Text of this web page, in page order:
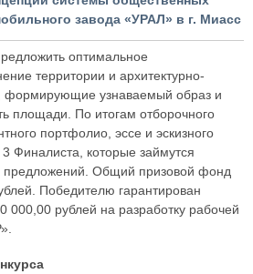
завода «УРАЛ» в г. Миасс
оптимальное
территории и архитектурно-
узнаваемый образ и
площади. По итогам отборочного
портфолио, эссе и эскизного
Финалиста, которые займутся
предложений. Общий призовой фонд
Победителю гарантирован
000,00 рублей на разработку рабочей